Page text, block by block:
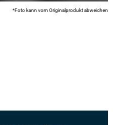
*Foto kann vom Originalprodukt abweichen